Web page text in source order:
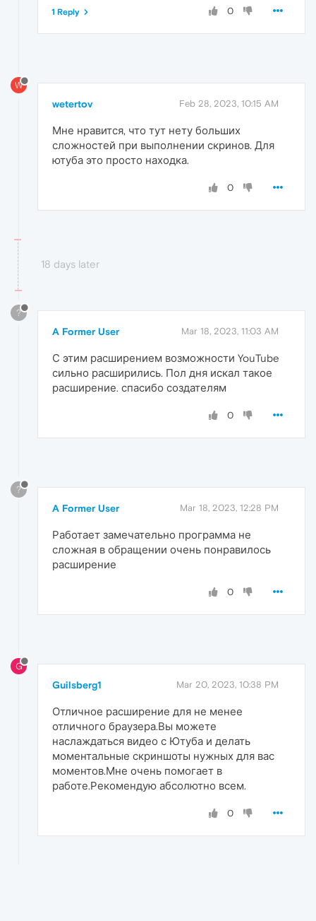
0
1 Reply
W
wetertov Feb 28, 2023, 10:15 AM
Мне нравится, что тут нету больших
сложностей при выполнении скринов. Для
ютуба это просто находка.
0
18 days later
?
A Former User Mar 18, 2023, 11:03 AM
С этим расширением возможности YouTube
сильно расширились. Пол дня искал такое
расширение. спасибо создателям
0
?
A Former User Mar 18, 2023, 12:28 PM
Работает замечательно программа не
сложная в обращении очень понравилось
расширение
0
G
Guilsberg1 Mar 20, 2023, 10:38 PM
Отличное расширение для не менее
отличного браузера.Вы можете
наслаждаться видео с Ютуба и делать
моментальные скриншоты нужных для вас
моментов.Мне очень помогает в
работе.Рекомендую абсолютно всем.
0